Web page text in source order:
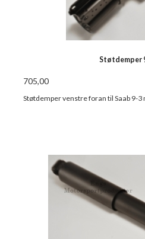
Støtdemper
705,00
Støtdemper venstre foran til Saab 9-